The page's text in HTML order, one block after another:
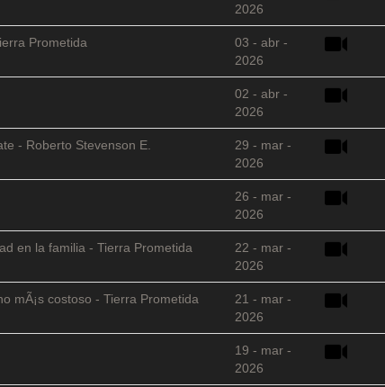
2026
Prometida
03 - abr -
2026
02 - abr -
2026
- Roberto Stevenson E.
29 - mar -
2026
26 - mar -
2026
en la familia - Tierra Prometida
22 - mar -
2026
mÃ¡s costoso - Tierra Prometida
21 - mar -
2026
19 - mar -
2026